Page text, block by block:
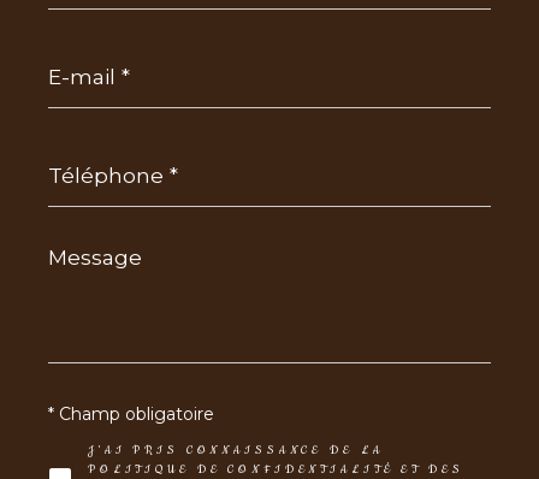
*
Message
*
J'AI PRIS CONNAISSANCE DE LA
POLITIQUE DE CONFIDENTIALITÉ ET DES
* Champ obligatoire